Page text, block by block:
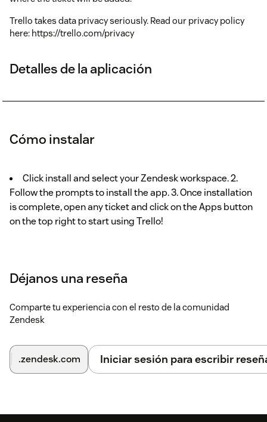
Trello takes data privacy seriously. Read our privacy policy
here: https://trello.com/privacy
Detalles de la aplicación
Cómo instalar
Click install and select your Zendesk workspace. 2.
Follow the prompts to install the app. 3. Once installation
is complete, open any ticket and click on the Apps button
on the top right to start using Trello!
Déjanos una reseña
Comparte tu experiencia con el resto de la comunidad
Zendesk
.zendesk.com Iniciar sesión para escribir